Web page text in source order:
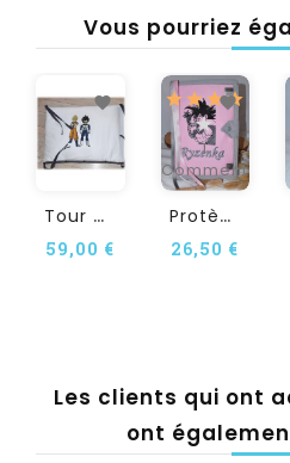
Vous pourriez
T
Our De Lit Personnalisé En...
59,00 €
1
P
Rotège Carnet De Santé...
26,50 €
Les clients qui ont
ont